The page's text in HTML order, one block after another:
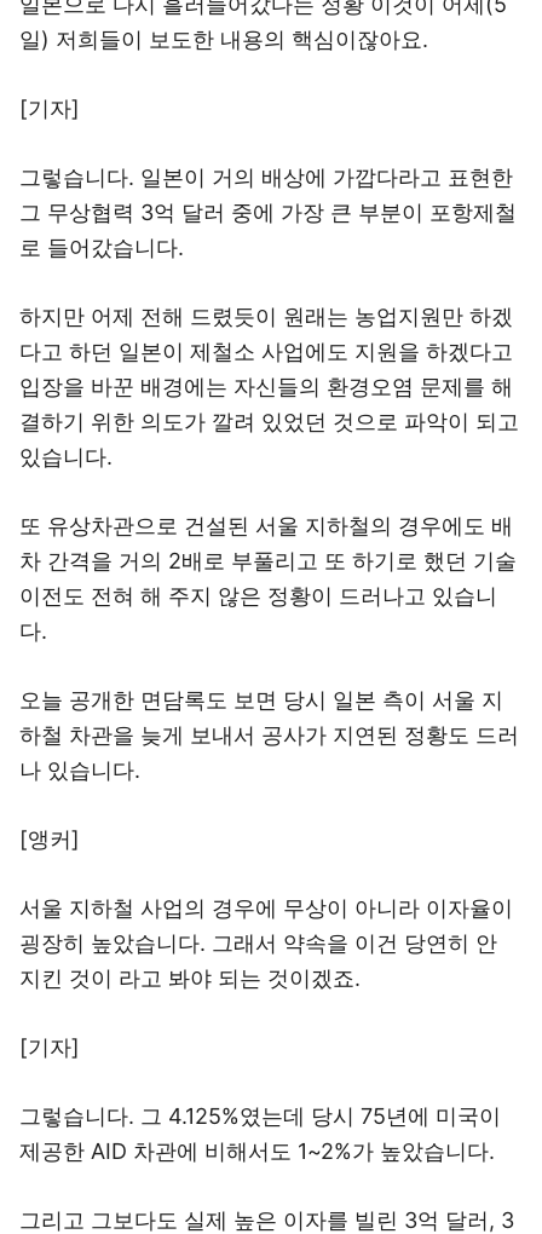
일) 저희들이 보도한 내용의 핵심이잖아요.
[기자]
그렇습니다. 일본이 거의 배상에 가깝다라고 표현한
그 무상협력 3억 달러 중에 가장 큰 부분이 포항제철
로 들어갔습니다.
하지만 어제 전해 드렸듯이 원래는 농업지원만 하겠
다고 하던 일본이 제철소 사업에도 지원을 하겠다고
입장을 바꾼 배경에는 자신들의 환경오염 문제를 해
결하기 위한 의도가 깔려 있었던 것으로 파악이 되고
있습니다.
또 유상차관으로 건설된 서울 지하철의 경우에도 배
차 간격을 거의 2배로 부풀리고 또 하기로 했던 기술
이전도 전혀 해 주지 않은 정황이 드러나고 있습니
다.
오늘 공개한 면담록도 보면 당시 일본 측이 서울 지
하철 차관을 늦게 보내서 공사가 지연된 정황도 드러
나 있습니다.
[앵커]
서울 지하철 사업의 경우에 무상이 아니라 이자율이
굉장히 높았습니다. 그래서 약속을 이건 당연히 안
지킨 것이 라고 봐야 되는 것이겠죠.
[기자]
그렇습니다. 그 4.125%였는데 당시 75년에 미국이
제공한 AID 차관에 비해서도 1~2%가 높았습니다.
그리고 그보다도 실제 높은 이자를 빌린 3억 달러, 3